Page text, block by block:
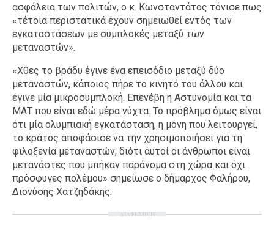
ασφάλεια των πολιτών, ο κ. Κωνσταντάτος τόνισε πως
«τέτοια περιστατικά έχουν σημειωθεί εντός των
εγκαταστάσεων με συμπλοκές μεταξύ των
μεταναστών».
«Χθες το βράδυ έγινε ένα επεισόδιο μεταξύ δύο
μεταναστών, κάποιος πήρε το κινητό του άλλου και
έγινε μία μικροσυμπλοκή. Επενέβη η Αστυνομία και τα
ΜΑΤ που είναι εδώ μέρα νύχτα. Το πρόβλημα όμως είναι
ότι μία ολυμπιακή εγκατάσταση, η μόνη που λειτουργεί,
το κράτος αποφάσισε να την χρησιμοποιήσει για τη
φιλοξενία μεταναστών, διότι αυτοί οι άνθρωποι είναι
μετανάστες που μπήκαν παράνομα στη χώρα και όχι
πρόσφυγες πολέμου» σημείωσε ο δήμαρχος Φαλήρου,
Διονύσης Χατζηδάκης.
ΔΙΑΦΗΜΙΣΗ